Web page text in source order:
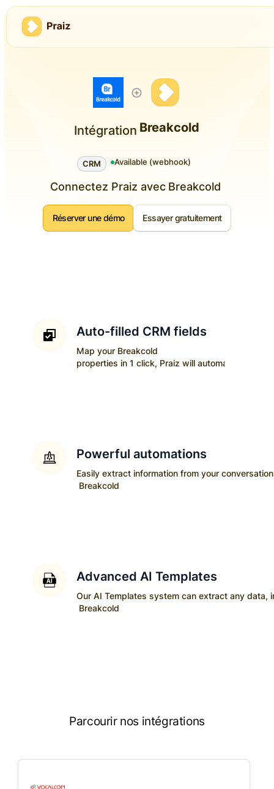
Intégration Breakcold
CRM Available (webhook)
Connectez Praiz avec Breakcold
Réserver une démo Essayer gratuitement
Auto-filled CRM fields
Map your Breakcold
properties in 1 click, Praiz will automatically
Powerful automations
Easily extract information from your
Breakcold
Advanced AI Templates
Our AI Templates system can extract any data,
Breakcold
Parcourir nos intégrations